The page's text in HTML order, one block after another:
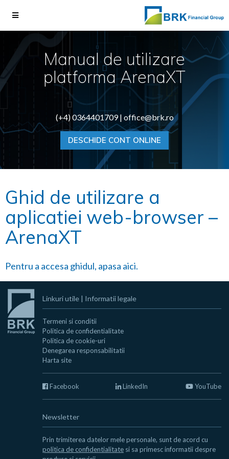
Manual de utilizare
platforma ArenaXT
(+4) 0364401709 | office@brk.ro
DESCHIDE CONT ONLINE
Ghid de utilizare a
aplicatiei web-browser –
ArenaXT
Pentru a accesa ghidul, apasa aici.
Linkuri utile | Informatii legale
Termeni si conditii
Politica de confidentialitate
Politica de cookie-uri
Denegarea responsabilitatii
Harta site
Facebook LinkedIn YouTube
Newsletter
Prin trimiterea datelor mele personale, sunt de acord cu
politica de confidentialitate si sa primesc informatii despre